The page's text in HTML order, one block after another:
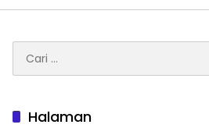
untuk:
Halaman